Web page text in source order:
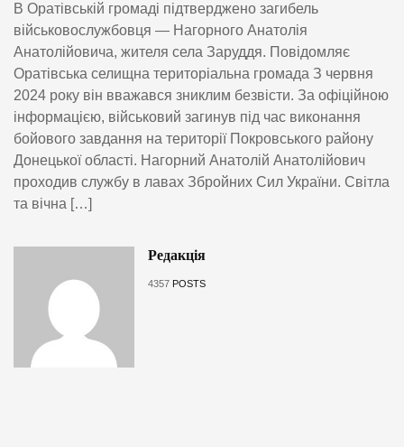
В Оратівській громаді підтверджено загибель
військовослужбовця — Нагорного Анатолія
Анатолійовича, жителя села Заруддя. Повідомляє
Оратівська селищна територіальна громада З червня
2024 року він вважався зниклим безвісти. За офіційною
інформацією, військовий загинув під час виконання
бойового завдання на території Покровського району
Донецької області. Нагорний Анатолій Анатолійович
проходив службу в лавах Збройних Сил України. Світла
та вічна […]
Редакція
4357 POSTS